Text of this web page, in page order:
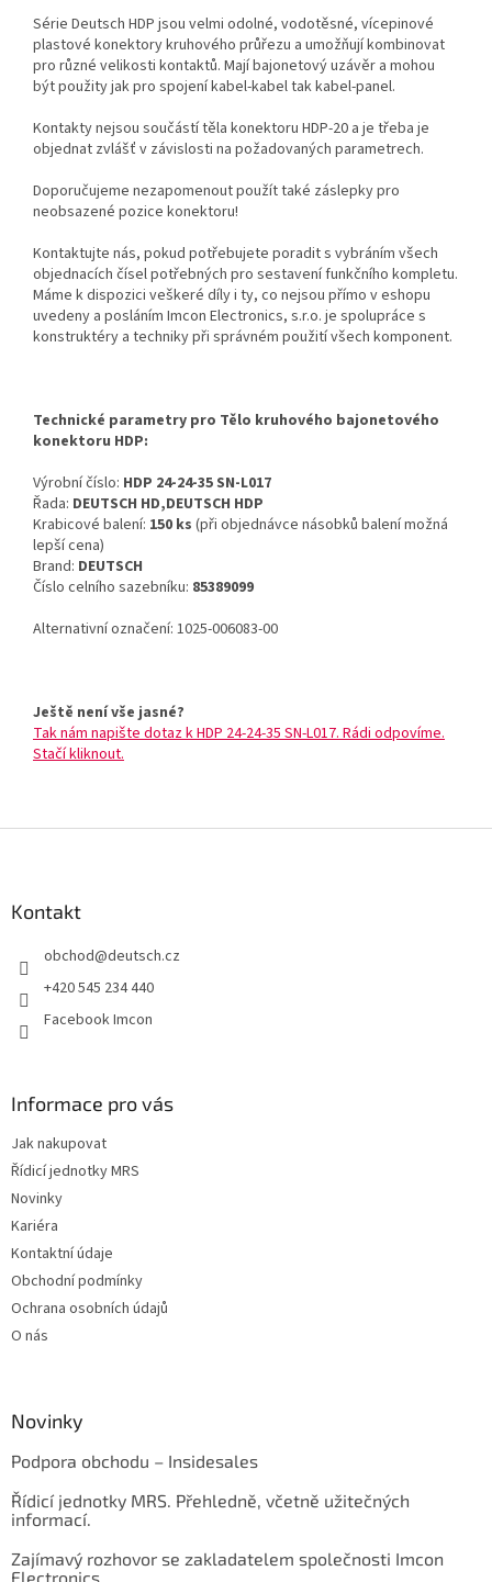
Série Deutsch HDP jsou velmi odolné, vodotěsné, vícepinové
plastové konektory kruhového průřezu a umožňují kombinovat
pro různé velikosti kontaktů. Mají bajonetový uzávěr a mohou
být použity jak pro spojení kabel-kabel tak kabel-panel.
Kontakty nejsou součástí těla konektoru HDP-20 a je třeba je
objednat zvlášť v závislosti na požadovaných parametrech.
Doporučujeme nezapomenout použít také záslepky pro
neobsazené pozice konektoru!
Kontaktujte nás, pokud potřebujete poradit s vybráním všech
objednacích čísel potřebných pro sestavení funkčního kompletu.
Máme k dispozici veškeré díly i ty, co nejsou přímo v eshopu
uvedeny a posláním Imcon Electronics, s.r.o. je spolupráce s
konstruktéry a techniky při správném použití všech komponent.
Technické parametry pro Tělo kruhového bajonetového
konektoru HDP:
Výrobní číslo: HDP 24-24-35 SN-L017
Řada: DEUTSCH HD,DEUTSCH HDP
Krabicové balení: 150 ks (při objednávce násobků balení možná
lepší cena)
Brand: DEUTSCH
Číslo celního sazebníku: 85389099
Alternativní označení: 1025-006083-00
Ještě není vše jasné?
Tak nám napište dotaz k HDP 24-24-35 SN-L017. Rádi odpovíme.
Stačí kliknout.
Kontakt
obchod@deutsch.cz
+420 545 234 440
Facebook Imcon
Informace pro vás
Jak nakupovat
Řídicí jednotky MRS
Novinky
Kariéra
Kontaktní údaje
Obchodní podmínky
Ochrana osobních údajů
O nás
Novinky
Podpora obchodu – Insidesales
Řídicí jednotky MRS. Přehledně, včetně užitečných
informací.
Zajímavý rozhovor se zakladatelem společnosti Imcon
Electronics